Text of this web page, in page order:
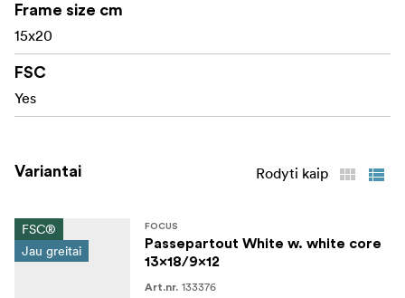
Frame size cm
15x20
FSC
Yes
Variantai Rodyti kaip
FSC®
Jau greitai
FOCUS
Passepartout White w. white core
13x18/9x12
Art.nr. 133376